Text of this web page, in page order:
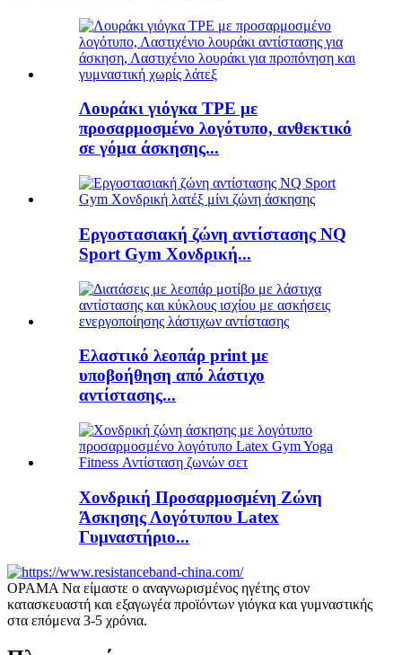
Λουράκι γιόγκα TPE με
προσαρμοσμένο λογότυπο, ανθεκτικό
σε γόμα άσκησης...
Εργοστασιακή ζώνη αντίστασης NQ
Sport Gym Χονδρική...
Ελαστικό λεοπάρ print με
υποβοήθηση από λάστιχο
αντίστασης...
Χονδρική Προσαρμοσμένη Ζώνη
Άσκησης Λογότυπου Latex
Γυμναστήριο...
ΟΡΑΜΑ Να είμαστε ο αναγνωρισμένος ηγέτης στον
κατασκευαστή και εξαγωγέα προϊόντων γιόγκα και γυμναστικής
στα επόμενα 3-5 χρόνια.